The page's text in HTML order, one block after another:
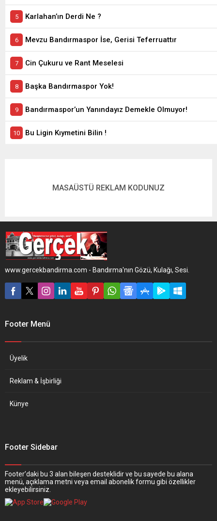
Karlahan’ın Derdi Ne ?
Mevzu Bandırmaspor İse, Gerisi Teferruattır
Cin Çukuru ve Rant Meselesi
Başka Bandırmaspor Yok!
Bandırmaspor’un Yanındayız Demekle Olmuyor!
Bu Ligin Kıymetini Bilin !
MASAÜSTÜ REKLAM KODUNUZ
www.gercekbandirma.com - Bandırma'nın Gözü, Kulağı, Sesi.
Footer Menü
Üyelik
Reklam & İşbirliği
Künye
Footer Sidebar
Footer’daki bu 3 alan bileşen desteklidir ve bu sayede bu alana
menü, açıklama metni veya email abonelik formu gibi özellikler
ekleyebilirsiniz.